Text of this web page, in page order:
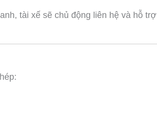
tài xế sẽ chủ động liên hệ và hỗ trợ